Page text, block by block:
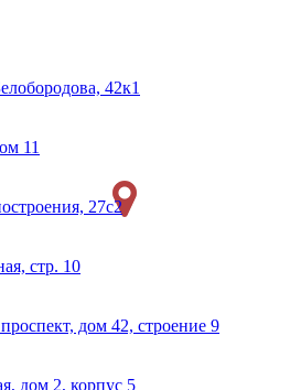
42к1
11
27с2
стр. 10
дом 42, строение 9
дом 2, корпус 5